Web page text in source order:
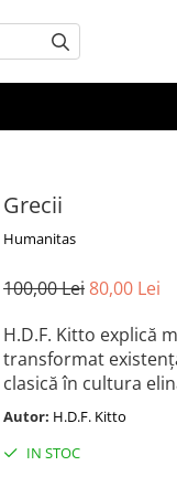
Grecii
Humanitas
100,00 Lei80,00 Lei
H.D.F. Kitto explică
transformat
clasică în cultura
Autor: H.D.F. Kitto
IN STOC